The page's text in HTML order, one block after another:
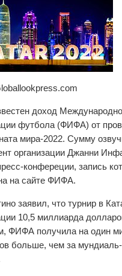
доход
футбола (ФИФА) от
мира-2022. Сумму
организации Джанни
конфереции, запись
на сайте ФИФА.
заявил, что турнир в
10,5 миллиарда
ФИФА получила на один
больше, чем за